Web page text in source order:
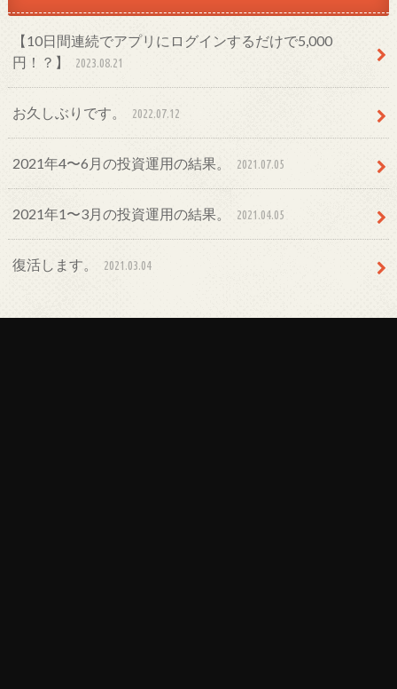
【10日間連続でアプリにログインするだけで5,000
円！？】
2023.08.21
お久しぶりです。 2022.07.12
2021年4〜6月の投資運用の結果。 2021.07.05
2021年1〜3月の投資運用の結果。 2021.04.05
復活します。 2021.03.04